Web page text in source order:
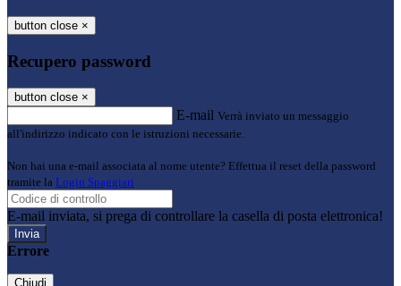
button close ×
Recupero password
button close ×
E-mail Verrà inviato un messaggio
all'indirizzo indicato con le istruzioni necessarie.
Non hai una e-mail associata al nome utente? Effettua il reset della password
tramite la Login Spaggiari
E-mail inviata, si prega di controllare la casella di posta elettronica!
Errore
Chiudi